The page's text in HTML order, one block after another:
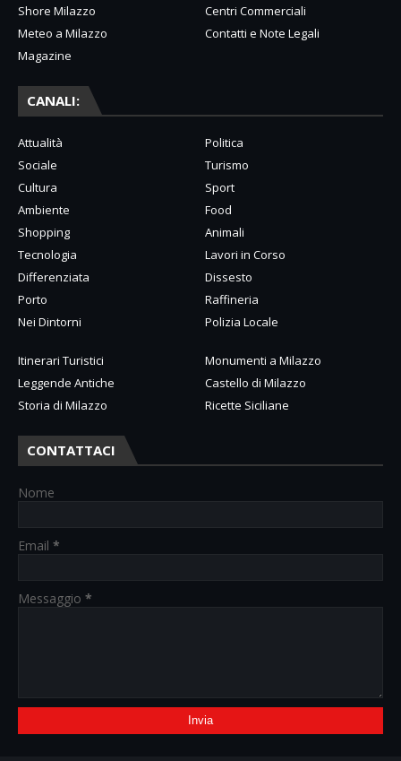
Shore Milazzo
Centri Commerciali
Meteo a Milazzo
Contatti e Note Legali
Magazine
CANALI:
Attualità
Politica
Sociale
Turismo
Cultura
Sport
Ambiente
Food
Shopping
Animali
Tecnologia
Lavori in Corso
Differenziata
Dissesto
Porto
Raffineria
Nei Dintorni
Polizia Locale
Itinerari Turistici
Monumenti a Milazzo
Leggende Antiche
Castello di Milazzo
Storia di Milazzo
Ricette Siciliane
CONTATTACI
Nome
Email *
Messaggio *